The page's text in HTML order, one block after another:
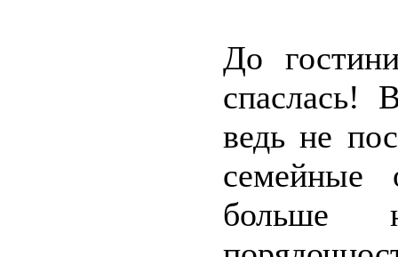
До
спаслась!
ведь не
семейные
больше